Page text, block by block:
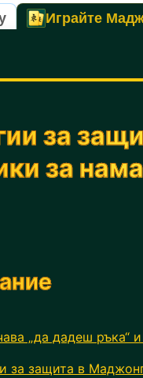
Играйте
за
за
„да дадеш ръка“
за защита в